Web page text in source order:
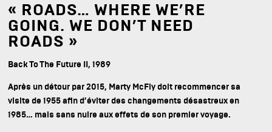
« ROADS… WHERE WE’RE
GOING. WE DON’T NEED
ROADS »
Back To The Future II, 1989
Après un détour par 2015, Marty McFly doit recommencer sa
visite de 1955 afin d’éviter des changements désastreux en
1985… mais sans nuire aux effets de son premier voyage.